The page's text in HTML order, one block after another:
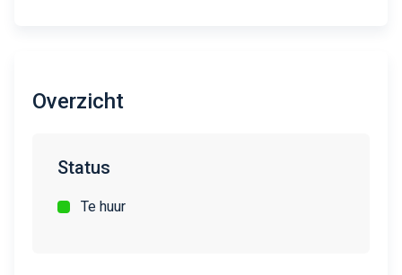
Overzicht
Status
Te huur